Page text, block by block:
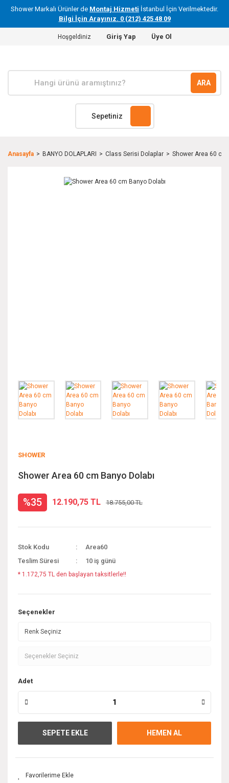
Shower Markalı Ürünler de Montaj Hizmeti İstanbul İçin Verilmektedir.
Bilgi İçin Arayınız. 0 (212) 425 48 09
Hoşgeldiniz Giriş Yap Üye Ol
ARA
Sepetiniz
Anasayfa BANYO DOLAPLARI Class Serisi Dolaplar Shower Area 60 cm
SHOWER
Shower Area 60 cm Banyo Dolabı
%35 12.190,75 TL 18.755,00 TL
Stok Kodu
Area60
Teslim Süresi
10 iş günü
* 1.172,75 TL den başlayan taksitlerle!!
Seçenekler
Adet
SEPETE EKLE HEMEN AL